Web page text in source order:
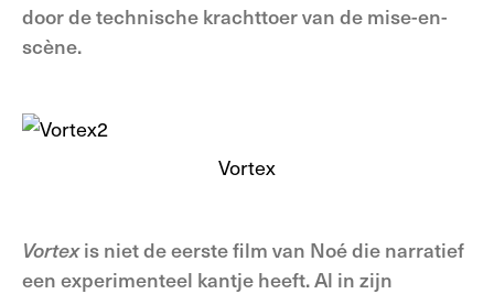
door de technische krachttoer van de mise-en-
scène.
Vortex
Vortexis niet de eerste film van Noé die narratief
een experimenteel kantje heeft. Al in zijn